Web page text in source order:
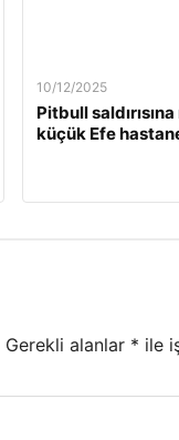
10/12/2025
Pitbull
küçük Efe
Gerekli alanlar * ile